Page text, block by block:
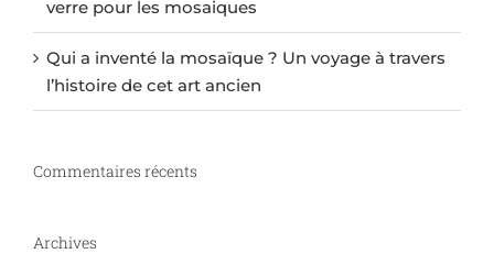
verre pour les mosaiques
Qui a inventé la mosaïque ? Un voyage à travers
l’histoire de cet art ancien
Commentaires récents
Archives